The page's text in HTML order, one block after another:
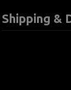
Shipping &